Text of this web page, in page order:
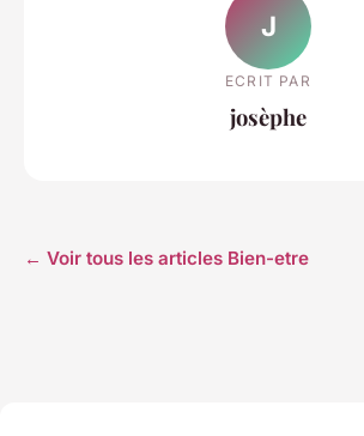
J
ECRIT PAR
josèphe
← Voir tous les articles Bien-etre